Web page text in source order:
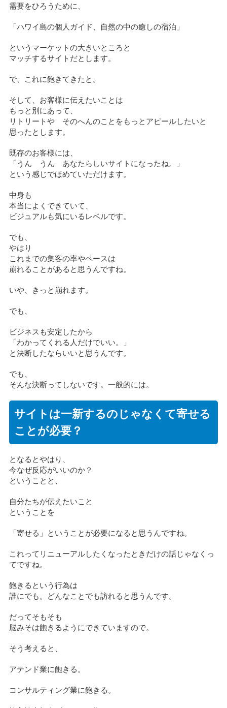
需要をひろうために、
「ハワイ島の個人ガイド、自然の中の癒しの宿泊」
というマーケットの大きいところと
マッチするサイトだとします。
で、これに飽きてきたと。
そして、お客様に伝えたいことは
もっと別にあって、
リトリートや そのへんのことをもっとアピールしたいと
思ったとします。
既存のお客様には、
「うん うん あなたらしいサイトになったね。」
という感じでほめていただけます。
中身も
本当によくできていて、
ビジュアルも気にいるレベルです。
でも、
やはり
これまでの集客の率やペースは
崩れることがあると思うんですね。
いや、きっと崩れます。
でも、
ビジネスも安定したから
「わかってくれる人だけでいい。」
と決断したならいいと思うんです。
でも、
そんな決断ってしないです。一般的には。
サイトは一新するのじゃなくて寄せる
ことが必要？
となるとやはり、
今なぜ反応がいいのか？
ということと、
自分たちが伝えたいこと
ということを
「寄せる」ということが必要になると思うんですね。
これってリニューアルしたくなったときだけの話じゃなくっ
てですね。
飽きるという行為は
誰にでも。どんなことでも訪れると思うんです。
だってそもそも
脳みそは飽きるようにできていますので。
そう考えると、
アテンド業に飽きる。
コンサルティング業に飽きる。